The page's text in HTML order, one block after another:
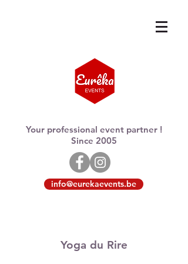
Your professional event partner !
Since 2005
info@eurekaevents.be
Yoga du Rire